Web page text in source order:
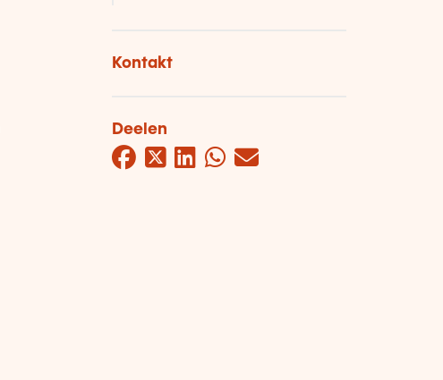
Kontakt
Deelen
Facebook
Twitter
LinkedIn
WhatsApp
Mail